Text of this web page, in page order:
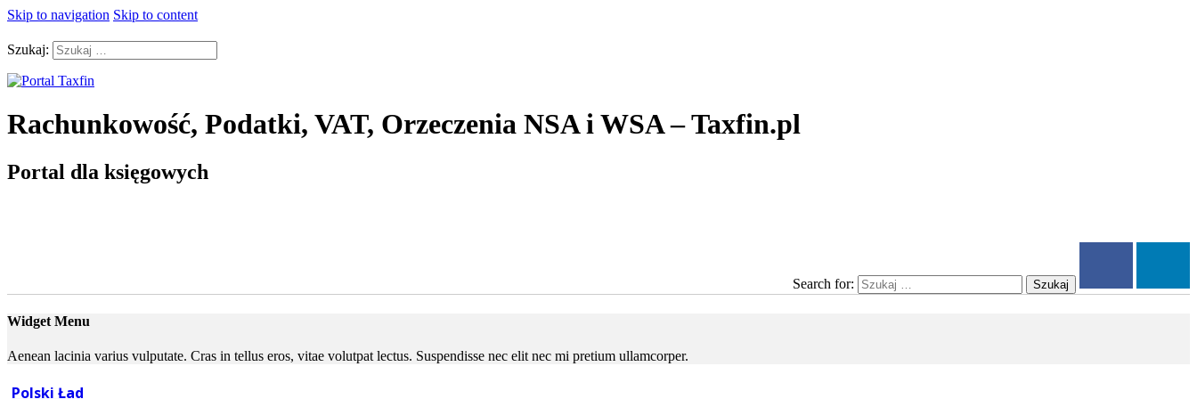
Skip to navigation Skip to content
Szukaj:
Rachunkowość, Podatki, VAT, Orzeczenia NSA i WSA – Taxfin.pl
Portal dla księgowych
Search for: Szukaj
Widget Menu
Aenean lacinia varius vulputate. Cras in tellus eros, vitae volutpat lectus. Suspendisse nec elit nec mi pretium ullamcorper.
Polski Ład